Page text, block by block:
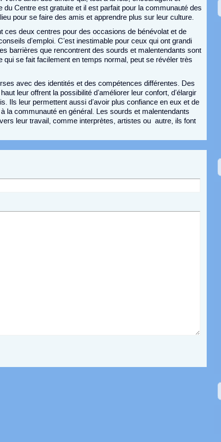
du Centre est gratuite et il est parfait pour la communauté des
pour se faire des amis et apprendre plus sur leur culture.
ces deux centres pour des occasions de bénévolat et de
d’emploi. C’est inestimable pour ceux qui ont grandi
barrières que rencontrent des sourds et malentendants sont
se fait facilement en temps normal, peut se révéler très
avec des identités et des compétences différentes. Des
leur offrent la possibilité d’améliorer leur confort, d’élargir
Ils leur permettent aussi d’avoir plus confiance en eux et de
la communauté en général. Les sourds et malentendants
leur travail, comme interprètes, artistes ou autre, ils font